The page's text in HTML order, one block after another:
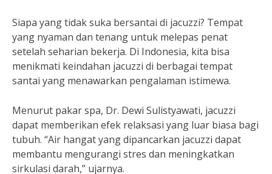
Siapa yang tidak suka bersantai di jacuzzi? Tempat
yang nyaman dan tenang untuk melepas penat
setelah seharian bekerja. Di Indonesia, kita bisa
menikmati keindahan jacuzzi di berbagai tempat
santai yang menawarkan pengalaman istimewa.
Menurut pakar spa, Dr. Dewi Sulistyawati, jacuzzi
dapat memberikan efek relaksasi yang luar biasa bagi
tubuh. “Air hangat yang dipancarkan jacuzzi dapat
membantu mengurangi stres dan meningkatkan
sirkulasi darah,” ujarnya.